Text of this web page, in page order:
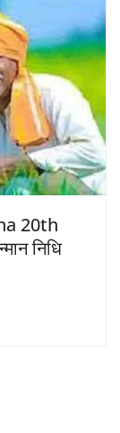
20th
निधि